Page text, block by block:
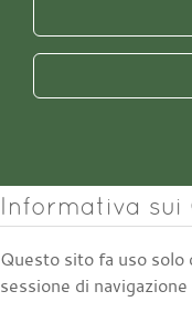
Informativa sui
Questo sito fa uso solo
sessione di navigazione